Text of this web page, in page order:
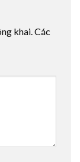
khai.Các